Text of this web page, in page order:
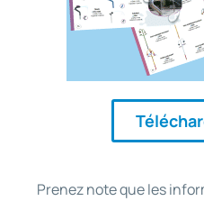
Prenez note que les